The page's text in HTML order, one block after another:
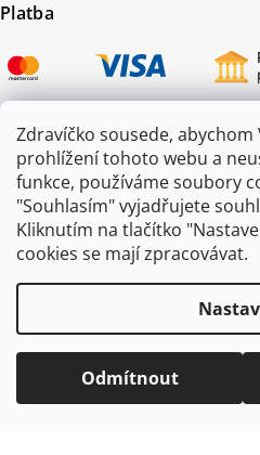
Zdravíčko sousede,
prohlížení tohoto webu a
funkce, používáme soubory
"Souhlasím" vyjadřujete
Kliknutím na tlačítko
cookies se mají zpracovávat.
Odmítnout
Platba
Certifikace